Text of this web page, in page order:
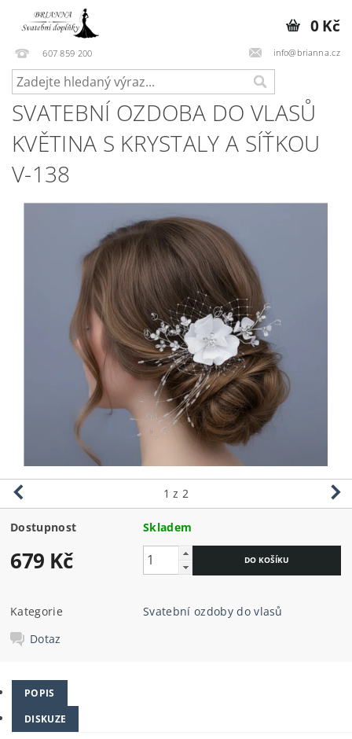
607 859 200 info@brianna.cz
0 Kč
SVATEBNÍ OZDOBA DO VLASŮ
KVĚTINA S KRYSTALY A SÍŤKOU
V-138
1 z 2
Dostupnost Skladem
679 Kč
Kategorie
Svatební ozdoby do vlasů
Dotaz
POPIS
DISKUZE